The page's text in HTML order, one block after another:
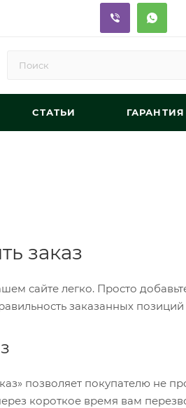
СТАТЬИ ГАРАНТИЯ
заказ
сайте легко. Просто
заказанных
позволяет покупателю не
короткое время вам